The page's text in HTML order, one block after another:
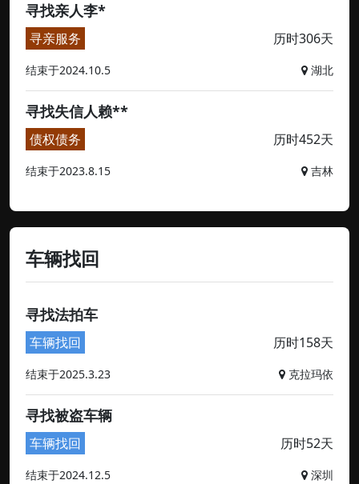
寻找亲人李*
寻亲服务 历时306天
结束于2024.10.5 湖北
寻找失信人赖**
债权债务 历时452天
结束于2023.8.15 吉林
车辆找回
寻找法拍车
车辆找回 历时158天
结束于2025.3.23 克拉玛依
寻找被盗车辆
车辆找回 历时52天
结束于2024.12.5 深圳